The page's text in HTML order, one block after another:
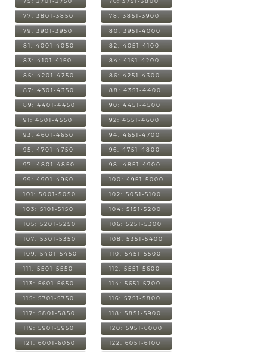
77: 3801-3850 78: 3851-3900
79: 3901-3950 80: 3951-4000
81: 4001-4050 82: 4051-4100
83: 4101-4150 84: 4151-4200
85: 4201-4250 86: 4251-4300
87: 4301-4350 88: 4351-4400
89: 4401-4450 90: 4451-4500
91: 4501-4550 92: 4551-4600
93: 4601-4650 94: 4651-4700
95: 4701-4750 96: 4751-4800
97: 4801-4850 98: 4851-4900
99: 4901-4950 100: 4951-5000
101: 5001-5050 102: 5051-5100
103: 5101-5150 104: 5151-5200
105: 5201-5250 106: 5251-5300
107: 5301-5350 108: 5351-5400
109: 5401-5450 110: 5451-5500
111: 5501-5550 112: 5551-5600
113: 5601-5650 114: 5651-5700
115: 5701-5750 116: 5751-5800
117: 5801-5850 118: 5851-5900
119: 5901-5950 120: 5951-6000
121: 6001-6050 122: 6051-6100